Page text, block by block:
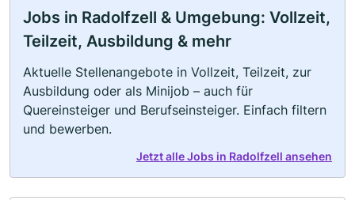
Jobs in Radolfzell & Umgebung: Vollzeit,
Teilzeit, Ausbildung & mehr
Aktuelle Stellenangebote in Vollzeit, Teilzeit, zur
Ausbildung oder als Minijob – auch für
Quereinsteiger und Berufseinsteiger. Einfach filtern
und bewerben.
Jetzt alle Jobs in Radolfzell ansehen